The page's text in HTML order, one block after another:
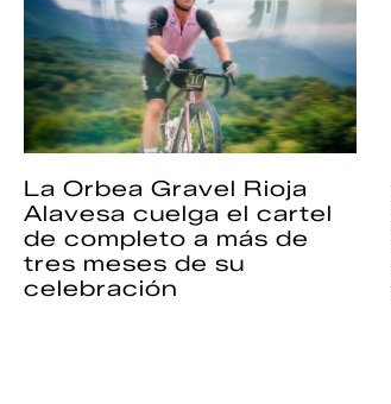
La Orbea Gravel Rioja
Alavesa cuelga el cartel
de completo a más de
tres meses de su
celebración